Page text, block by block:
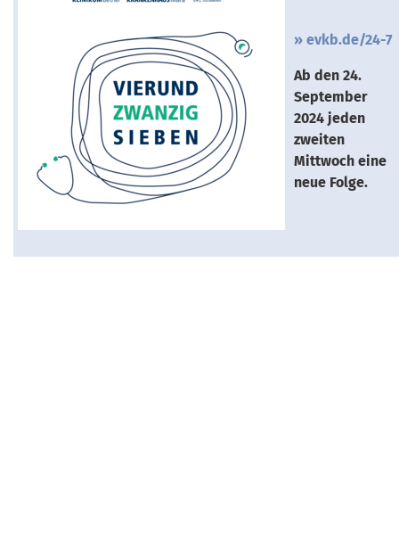
evkb.de/24-7
Ab den 24.
September
2024 jeden
zweiten
Mittwoch eine
neue Folge.